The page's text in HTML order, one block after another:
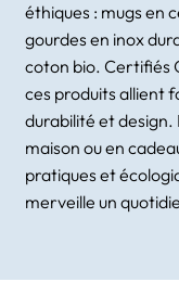
éthiques : mugs en
gourdes en inox
coton bio. Certifiés
ces produits allient
durabilité et
maison ou en
pratiques et
merveille un